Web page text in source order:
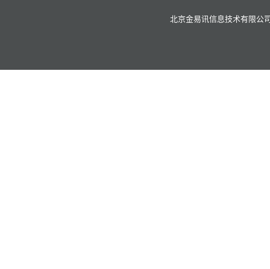
北京金易讯信息技术有限公